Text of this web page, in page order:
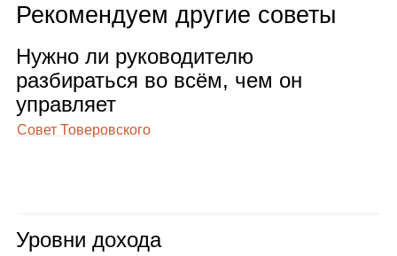
Рекомендуем другие советы
Нужно ли руко­во­ди­телю
раз­би­раться во всём, чем он
управ­ляет
Совет Товеровского
Уровни дохода